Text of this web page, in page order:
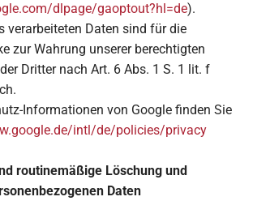
dlpage/gaoptout?hl=de).
verarbeiteten Daten sind für die
zur Wahrung unserer berechtigten
Dritter nach Art. 6 Abs. 1 S. 1 lit. f
Informationen von Google finden Sie
intl/de/policies/privacy
routinemäßige Löschung und
Daten